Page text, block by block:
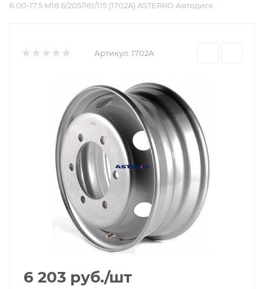
6.00-17.5 M18 6/205/161/115 (1702A) ASTERRO Автодиск
Артикул: 1702A
6 203 руб./шт